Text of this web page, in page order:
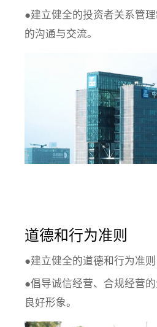
●建立健全的投资者关系管
的沟通与交流。
道德和行为准则
●建立健全的道德和行为准则
●倡导诚信经营、合规经营
良好形象。